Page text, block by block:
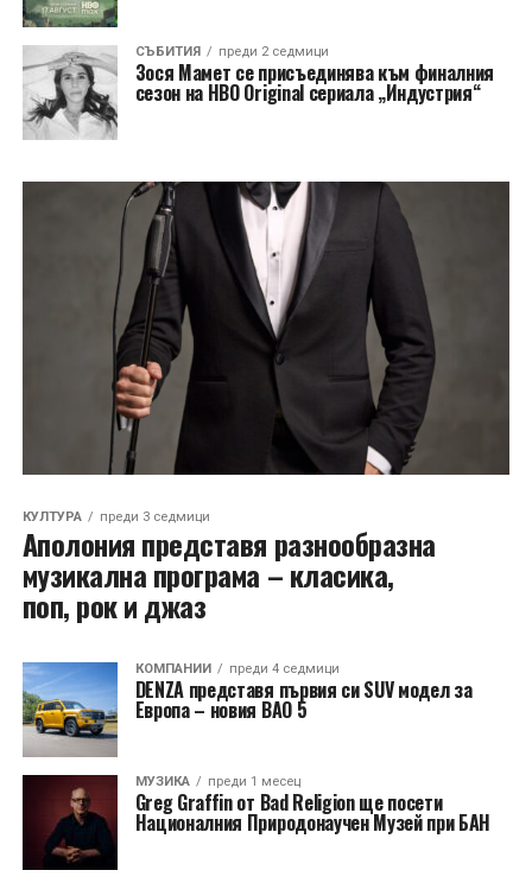
СЪБИТИЯ преди 2 седмици
Зося Мамет се присъединява към финалния
сезон на HBO Original сериала „Индустрия“
КУЛТУРА преди 3 седмици
Аполония представя разнообразна
музикална програма – класика,
поп, рок и джаз
КОМПАНИИ преди 4 седмици
DENZA представя първия си SUV модел за
Европа – новия BAO 5
МУЗИКА преди 1 месец
Greg Graffin от Bad Religion ще посети
Националния Природонаучен Музей при БАН